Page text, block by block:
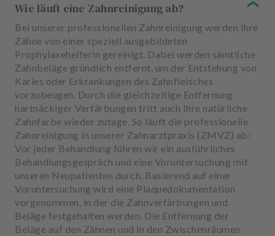
Wie läuft eine Zahnreinigung ab?
Bei unserer professionellen Zahnreinigung werden Ihre
Zähne von einer speziell ausgebildeten
Prophylaxehelferin gereinigt. Dabei werden sämtliche
Zahnbeläge gründlich entfernt, um der Entstehung von
Karies oder Erkrankungen des Zahnfleisches
vorzubeugen. Durch die gleichzeitige Entfernung
hartnäckiger Verfärbungen tritt auch Ihre natürliche
Zahnfarbe wieder zutage. So läuft die professionelle
Zahnreinigung in unserer Zahnarztpraxis (ZMVZ) ab:
Vor jeder Behandlung führen wir ein ausführliches
Behandlungsgespräch und eine Voruntersuchung mit
unseren Neupatienten durch. Basierend auf einer
Voruntersuchung wird eine Plaquedokumentation
vorgenommen, in der die Zahnverfärbungen und
Beläge festgehalten werden. Die Entfernung der
Beläge auf den Zähnen und in den Zwischenräumen